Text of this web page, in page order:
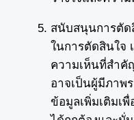
สนับสนุนการตัด
ในการตัดสินใจ
ความเห็นที่สำคั
อาจเป็นผู้มีภาพ
ข้อมูลเพิ่มเติมเ